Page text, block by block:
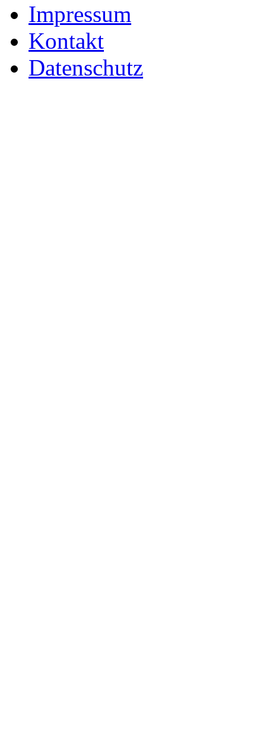
Impressum
Kontakt
Datenschutz